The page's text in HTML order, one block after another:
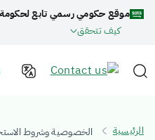
موقع حكومي رسمي تابع لحكومة
كيف تتحقق
الرئيسية الخصوصية وشروط